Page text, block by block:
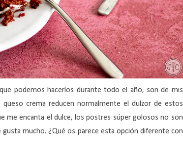
podemos hacerlos durante todo el año, son de mis
crema reducen normalmente el dulzor de estos
me encanta el dulce, los postres súper golosos no son
mucho. ¿Qué os parece esta opción diferente con